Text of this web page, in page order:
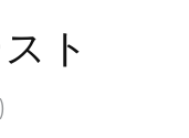
ト
)